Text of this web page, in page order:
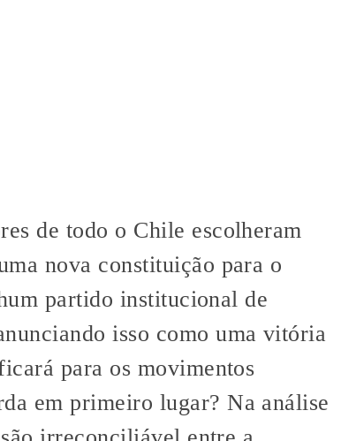
de todo o Chile escolheram
nova constituição para o
partido institucional de
isso como uma vitória
para os movimentos
em primeiro lugar? Na análise